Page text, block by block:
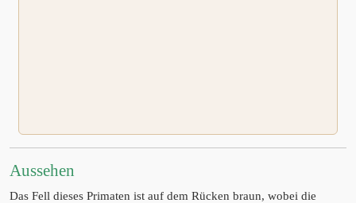
Aussehen
Das Fell dieses Primaten ist auf dem Rücken braun, wobei die